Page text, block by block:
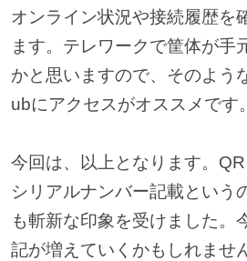
オンライン状況や接続履歴を
ます。テレワークで筐体が手
かと思いますので、そのよう
ubにアクセスがオススメです。
今回は、以上となります。
シリアルナンバー記載という
も斬新な印象を受けました。
記が増えていくかもしれませ